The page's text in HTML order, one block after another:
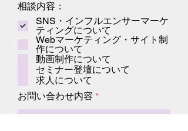
相談内容：
SNS・インフルエンサーマーケ
ティングについて
Webマーケティング・サイト制
作について
動画制作について
セミナー登壇について
求人について
お問い合わせ内容